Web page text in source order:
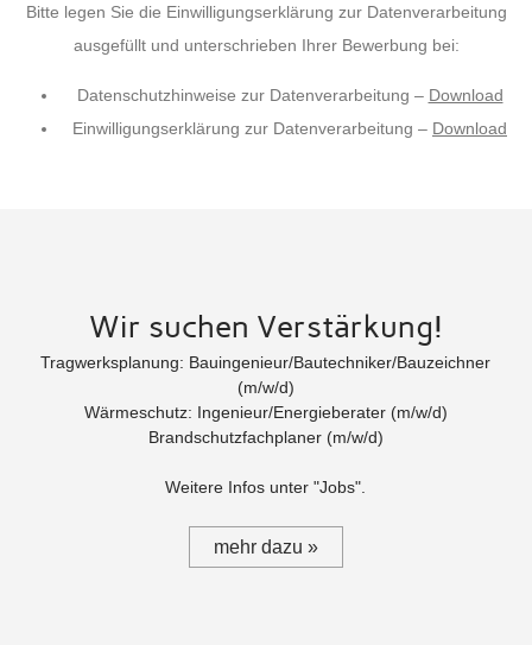
Bitte legen Sie die Einwilligungserklärung zur Datenverarbeitung
ausgefüllt und unterschrieben Ihrer Bewerbung bei:
Datenschutzhinweise zur Datenverarbeitung – Download
Einwilligungserklärung zur Datenverarbeitung – Download
Wir suchen Verstärkung!
Tragwerksplanung: Bauingenieur/Bautechniker/Bauzeichner
(m/w/d)
Wärmeschutz: Ingenieur/Energieberater (m/w/d)
Brandschutzfachplaner (m/w/d)
Weitere Infos unter "Jobs".
mehr dazu »